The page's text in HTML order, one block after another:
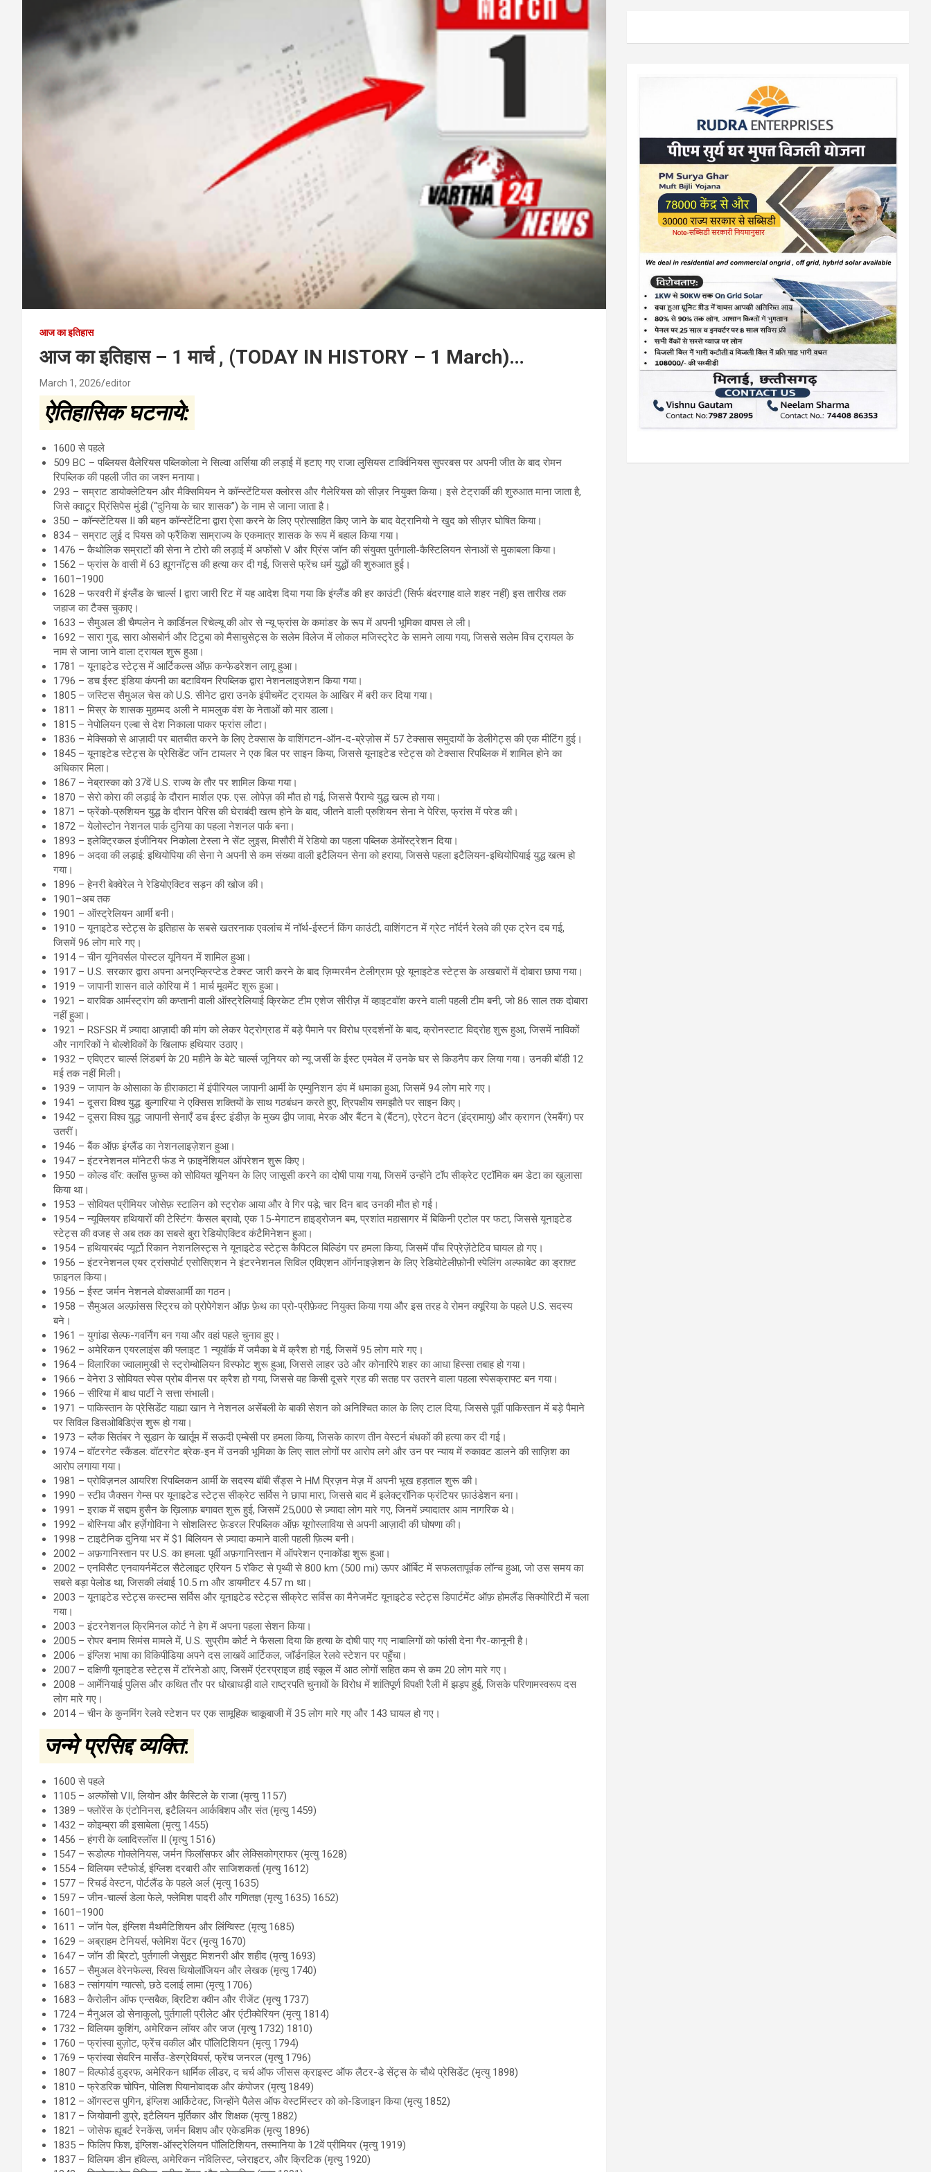
आज का इतिहास
आज का इतिहास – 1 मार्च , (TODAY IN HISTORY – 1 March)…
March 1, 2026 editor
ऐतिहासिक घटनाये:
1600 से पहले
509 BC – पब्लियस वैलेरियस पब्लिकोला ने सिल्वा अर्सिया की लड़ाई में हटाए गए राजा लुसियस टार्क्विनियस सुपरबस पर अपनी जीत के बाद रोमन
रिपब्लिक की पहली जीत का जश्न मनाया।
293 – सम्राट डायोक्लेटियन और मैक्सिमियन ने कॉन्स्टेंटियस क्लोरस और गैलेरियस को सीज़र नियुक्त किया। इसे टेट्रार्की की शुरुआत माना जाता है,
जिसे क्वाटूर प्रिंसिपेस मुंडी (“दुनिया के चार शासक”) के नाम से जाना जाता है।
350 – कॉन्स्टेंटियस II की बहन कॉन्स्टेंटिना द्वारा ऐसा करने के लिए प्रोत्साहित किए जाने के बाद वेट्रानियो ने खुद को सीज़र घोषित किया।
834 – सम्राट लुई द पियस को फ्रैंकिश साम्राज्य के एकमात्र शासक के रूप में बहाल किया गया।
1476 – कैथोलिक सम्राटों की सेना ने टोरो की लड़ाई में अफोंसो V और प्रिंस जॉन की संयुक्त पुर्तगाली-कैस्टिलियन सेनाओं से मुकाबला किया।
1562 – फ्रांस के वासी में 63 ह्यूगनॉट्स की हत्या कर दी गई, जिससे फ्रेंच धर्म युद्धों की शुरुआत हुई।
1601–1900
1628 – फरवरी में इंग्लैंड के चार्ल्स I द्वारा जारी रिट में यह आदेश दिया गया कि इंग्लैंड की हर काउंटी (सिर्फ बंदरगाह वाले शहर नहीं) इस तारीख तक
जहाज का टैक्स चुकाए।
1633 – सैमुअल डी चैम्पलेन ने कार्डिनल रिचेल्यू की ओर से न्यू फ्रांस के कमांडर के रूप में अपनी भूमिका वापस ले ली।
1692 – सारा गुड, सारा ओसबोर्न और टिटुबा को मैसाचुसेट्स के सलेम विलेज में लोकल मजिस्ट्रेट के सामने लाया गया, जिससे सलेम विच ट्रायल के
नाम से जाना जाने वाला ट्रायल शुरू हुआ।
1781 – यूनाइटेड स्टेट्स में आर्टिकल्स ऑफ़ कन्फेडरेशन लागू हुआ।
1796 – डच ईस्ट इंडिया कंपनी का बटावियन रिपब्लिक द्वारा नेशनलाइजेशन किया गया।
1805 – जस्टिस सैमुअल चेस को U.S. सीनेट द्वारा उनके इंपीचमेंट ट्रायल के आखिर में बरी कर दिया गया।
1811 – मिस्र के शासक मुहम्मद अली ने मामलुक वंश के नेताओं को मार डाला।
1815 – नेपोलियन एल्बा से देश निकाला पाकर फ्रांस लौटा।
1836 – मेक्सिको से आज़ादी पर बातचीत करने के लिए टेक्सास के वाशिंगटन-ऑन-द-ब्रेज़ोस में 57 टेक्सास समुदायों के डेलीगेट्स की एक मीटिंग हुई।
1845 – यूनाइटेड स्टेट्स के प्रेसिडेंट जॉन टायलर ने एक बिल पर साइन किया, जिससे यूनाइटेड स्टेट्स को टेक्सास रिपब्लिक में शामिल होने का
अधिकार मिला।
1867 – नेब्रास्का को 37वें U.S. राज्य के तौर पर शामिल किया गया।
1870 – सेरो कोरा की लड़ाई के दौरान मार्शल एफ. एस. लोपेज़ की मौत हो गई, जिससे पैराग्वे युद्ध खत्म हो गया।
1871 – फ्रेंको-प्रुशियन युद्ध के दौरान पेरिस की घेराबंदी खत्म होने के बाद, जीतने वाली प्रुशियन सेना ने पेरिस, फ्रांस में परेड की।
1872 – येलोस्टोन नेशनल पार्क दुनिया का पहला नेशनल पार्क बना।
1893 – इलेक्ट्रिकल इंजीनियर निकोला टेस्ला ने सेंट लुइस, मिसौरी में रेडियो का पहला पब्लिक डेमोंस्ट्रेशन दिया।
1896 – अदवा की लड़ाई: इथियोपिया की सेना ने अपनी से कम संख्या वाली इटैलियन सेना को हराया, जिससे पहला इटैलियन-इथियोपियाई युद्ध खत्म हो
गया।
1896 – हेनरी बेक्वेरेल ने रेडियोएक्टिव सड़न की खोज की।
1901–अब तक
1901 – ऑस्ट्रेलियन आर्मी बनी।
1910 – यूनाइटेड स्टेट्स के इतिहास के सबसे खतरनाक एवलांच में नॉर्थ-ईस्टर्न किंग काउंटी, वाशिंगटन में ग्रेट नॉर्दर्न रेलवे की एक ट्रेन दब गई,
जिसमें 96 लोग मारे गए।
1914 – चीन यूनिवर्सल पोस्टल यूनियन में शामिल हुआ।
1917 – U.S. सरकार द्वारा अपना अनएन्क्रिप्टेड टेक्स्ट जारी करने के बाद ज़िम्मरमैन टेलीग्राम पूरे यूनाइटेड स्टेट्स के अखबारों में दोबारा छापा गया।
1919 – जापानी शासन वाले कोरिया में 1 मार्च मूवमेंट शुरू हुआ।
1921 – वारविक आर्मस्ट्रांग की कप्तानी वाली ऑस्ट्रेलियाई क्रिकेट टीम एशेज सीरीज़ में व्हाइटवॉश करने वाली पहली टीम बनी, जो 86 साल तक दोबारा
नहीं हुआ।
1921 – RSFSR में ज़्यादा आज़ादी की मांग को लेकर पेट्रोग्राड में बड़े पैमाने पर विरोध प्रदर्शनों के बाद, क्रोनस्टाट विद्रोह शुरू हुआ, जिसमें नाविकों
और नागरिकों ने बोल्शेविकों के खिलाफ हथियार उठाए।
1932 – एविएटर चार्ल्स लिंडबर्ग के 20 महीने के बेटे चार्ल्स जूनियर को न्यू जर्सी के ईस्ट एमवेल में उनके घर से किडनैप कर लिया गया। उनकी बॉडी 12
मई तक नहीं मिली।
1939 – जापान के ओसाका के हीराकाटा में इंपीरियल जापानी आर्मी के एम्युनिशन डंप में धमाका हुआ, जिसमें 94 लोग मारे गए।
1941 – दूसरा विश्व युद्ध: बुल्गारिया ने एक्सिस शक्तियों के साथ गठबंधन करते हुए, त्रिपक्षीय समझौते पर साइन किए।
1942 – दूसरा विश्व युद्ध: जापानी सेनाएँ डच ईस्ट इंडीज़ के मुख्य द्वीप जावा, मेरक और बैंटन बे (बैंटन), एरेटन वेटन (इंद्रामायु) और क्रागन (रेमबैंग) पर
उतरीं।
1946 – बैंक ऑफ़ इंग्लैंड का नेशनलाइज़ेशन हुआ।
1947 – इंटरनेशनल मॉनेटरी फंड ने फ़ाइनेंशियल ऑपरेशन शुरू किए।
1950 – कोल्ड वॉर: क्लॉस फ़ुच्स को सोवियत यूनियन के लिए जासूसी करने का दोषी पाया गया, जिसमें उन्होंने टॉप सीक्रेट एटॉमिक बम डेटा का खुलासा
किया था।
1953 – सोवियत प्रीमियर जोसेफ़ स्टालिन को स्ट्रोक आया और वे गिर पड़े; चार दिन बाद उनकी मौत हो गई।
1954 – न्यूक्लियर हथियारों की टेस्टिंग: कैसल ब्रावो, एक 15-मेगाटन हाइड्रोजन बम, प्रशांत महासागर में बिकिनी एटोल पर फटा, जिससे यूनाइटेड
स्टेट्स की वजह से अब तक का सबसे बुरा रेडियोएक्टिव कंटैमिनेशन हुआ।
1954 – हथियारबंद प्यूर्टो रिकान नेशनलिस्ट्स ने यूनाइटेड स्टेट्स कैपिटल बिल्डिंग पर हमला किया, जिसमें पाँच रिप्रेज़ेंटेटिव घायल हो गए।
1956 – इंटरनेशनल एयर ट्रांसपोर्ट एसोसिएशन ने इंटरनेशनल सिविल एविएशन ऑर्गनाइज़ेशन के लिए रेडियोटेलीफ़ोनी स्पेलिंग अल्फाबेट का ड्राफ़्ट
फ़ाइनल किया।
1956 – ईस्ट जर्मन नेशनले वोक्सआर्मी का गठन।
1958 – सैमुअल अल्फ़ांसस स्ट्रिच को प्रोपेगेशन ऑफ़ फ़ेथ का प्रो-प्रीफ़ेक्ट नियुक्त किया गया और इस तरह वे रोमन क्यूरिया के पहले U.S. सदस्य
बने।
1961 – युगांडा सेल्फ-गवर्निंग बन गया और वहां पहले चुनाव हुए।
1962 – अमेरिकन एयरलाइंस की फ्लाइट 1 न्यूयॉर्क में जमैका बे में क्रैश हो गई, जिसमें 95 लोग मारे गए।
1964 – विलारिका ज्वालामुखी से स्ट्रोम्बोलियन विस्फोट शुरू हुआ, जिससे लाहर उठे और कोनारिपे शहर का आधा हिस्सा तबाह हो गया।
1966 – वेनेरा 3 सोवियत स्पेस प्रोब वीनस पर क्रैश हो गया, जिससे वह किसी दूसरे ग्रह की सतह पर उतरने वाला पहला स्पेसक्राफ्ट बन गया।
1966 – सीरिया में बाथ पार्टी ने सत्ता संभाली।
1971 – पाकिस्तान के प्रेसिडेंट याह्या खान ने नेशनल असेंबली के बाकी सेशन को अनिश्चित काल के लिए टाल दिया, जिससे पूर्वी पाकिस्तान में बड़े पैमाने
पर सिविल डिसओबिडिएंस शुरू हो गया।
1973 – ब्लैक सितंबर ने सूडान के खार्तूम में सऊदी एम्बेसी पर हमला किया, जिसके कारण तीन वेस्टर्न बंधकों की हत्या कर दी गई।
1974 – वॉटरगेट स्कैंडल: वॉटरगेट ब्रेक-इन में उनकी भूमिका के लिए सात लोगों पर आरोप लगे और उन पर न्याय में रुकावट डालने की साज़िश का
आरोप लगाया गया।
1981 – प्रोविज़नल आयरिश रिपब्लिकन आर्मी के सदस्य बॉबी सैंड्स ने HM प्रिज़न मेज़ में अपनी भूख हड़ताल शुरू की।
1990 – स्टीव जैक्सन गेम्स पर यूनाइटेड स्टेट्स सीक्रेट सर्विस ने छापा मारा, जिससे बाद में इलेक्ट्रॉनिक फ्रंटियर फ़ाउंडेशन बना।
1991 – इराक में सद्दाम हुसैन के ख़िलाफ़ बगावत शुरू हुई, जिसमें 25,000 से ज़्यादा लोग मारे गए, जिनमें ज़्यादातर आम नागरिक थे।
1992 – बोस्निया और हर्ज़ेगोविना ने सोशलिस्ट फ़ेडरल रिपब्लिक ऑफ़ यूगोस्लाविया से अपनी आज़ादी की घोषणा की।
1998 – टाइटैनिक दुनिया भर में $1 बिलियन से ज़्यादा कमाने वाली पहली फ़िल्म बनी।
2002 – अफ़गानिस्तान पर U.S. का हमला: पूर्वी अफ़गानिस्तान में ऑपरेशन एनाकोंडा शुरू हुआ।
2002 – एनविसैट एनवायर्नमेंटल सैटेलाइट एरियन 5 रॉकेट से पृथ्वी से 800 km (500 mi) ऊपर ऑर्बिट में सफलतापूर्वक लॉन्च हुआ, जो उस समय का
सबसे बड़ा पेलोड था, जिसकी लंबाई 10.5 m और डायमीटर 4.57 m था।
2003 – यूनाइटेड स्टेट्स कस्टम्स सर्विस और यूनाइटेड स्टेट्स सीक्रेट सर्विस का मैनेजमेंट यूनाइटेड स्टेट्स डिपार्टमेंट ऑफ़ होमलैंड सिक्योरिटी में चला
गया।
2003 – इंटरनेशनल क्रिमिनल कोर्ट ने हेग में अपना पहला सेशन किया।
2005 – रोपर बनाम सिमंस मामले में, U.S. सुप्रीम कोर्ट ने फैसला दिया कि हत्या के दोषी पाए गए नाबालिगों को फांसी देना गैर-कानूनी है।
2006 – इंग्लिश भाषा का विकिपीडिया अपने दस लाखवें आर्टिकल, जॉर्डनहिल रेलवे स्टेशन पर पहुँचा।
2007 – दक्षिणी यूनाइटेड स्टेट्स में टॉरनेडो आए, जिसमें एंटरप्राइज हाई स्कूल में आठ लोगों सहित कम से कम 20 लोग मारे गए।
2008 – आर्मेनियाई पुलिस और कथित तौर पर धोखाधड़ी वाले राष्ट्रपति चुनावों के विरोध में शांतिपूर्ण विपक्षी रैली में झड़प हुई, जिसके परिणामस्वरूप दस
लोग मारे गए।
2014 – चीन के कुनमिंग रेलवे स्टेशन पर एक सामूहिक चाकूबाजी में 35 लोग मारे गए और 143 घायल हो गए।
जन्मे प्रसिद्द व्यक्ति:
1600 से पहले
1105 – अल्फोंसो VII, लियोन और कैस्टिले के राजा (मृत्यु 1157)
1389 – फ्लोरेंस के एंटोनिनस, इटैलियन आर्कबिशप और संत (मृत्यु 1459)
1432 – कोइम्ब्रा की इसाबेला (मृत्यु 1455)
1456 – हंगरी के व्लादिस्लॉस II (मृत्यु 1516)
1547 – रूडोल्फ गोक्लेनियस, जर्मन फिलॉसफर और लेक्सिकोग्राफर (मृत्यु 1628)
1554 – विलियम स्टैफोर्ड, इंग्लिश दरबारी और साजिशकर्ता (मृत्यु 1612)
1577 – रिचर्ड वेस्टन, पोर्टलैंड के पहले अर्ल (मृत्यु 1635)
1597 – जीन-चार्ल्स डेला फेले, फ्लेमिश पादरी और गणितज्ञ (मृत्यु 1635) 1652)
1601–1900
1611 – जॉन पेल, इंग्लिश मैथमैटिशियन और लिंग्विस्ट (मृत्यु 1685)
1629 – अब्राहम टेनियर्स, फ्लेमिश पेंटर (मृत्यु 1670)
1647 – जॉन डी ब्रिटो, पुर्तगाली जेसुइट मिशनरी और शहीद (मृत्यु 1693)
1657 – सैमुअल वेरेनफेल्स, स्विस थियोलॉजियन और लेखक (मृत्यु 1740)
1683 – त्सांगयांग ग्यात्सो, छठे दलाई लामा (मृत्यु 1706)
1683 – कैरोलीन ऑफ एन्सबैक, ब्रिटिश क्वीन और रीजेंट (मृत्यु 1737)
1724 – मैनुअल डो सेनाकुलो, पुर्तगाली प्रीलेट और एंटीक्वेरियन (मृत्यु 1814)
1732 – विलियम कुशिंग, अमेरिकन लॉयर और जज (मृत्यु 1732) 1810)
1760 – फ्रांस्वा बुज़ोट, फ्रेंच वकील और पॉलिटिशियन (मृत्यु 1794)
1769 – फ्रांस्वा सेवरिन मार्सेउ-डेस्ग्रेवियर्स, फ्रेंच जनरल (मृत्यु 1796)
1807 – विल्फोर्ड वुड्रफ, अमेरिकन धार्मिक लीडर, द चर्च ऑफ जीसस क्राइस्ट ऑफ लैटर-डे सेंट्स के चौथे प्रेसिडेंट (मृत्यु 1898)
1810 – फ्रेडरिक चोपिन, पोलिश पियानोवादक और कंपोजर (मृत्यु 1849)
1812 – ऑगस्टस पुगिन, इंग्लिश आर्किटेक्ट, जिन्होंने पैलेस ऑफ वेस्टमिंस्टर को को-डिजाइन किया (मृत्यु 1852)
1817 – जियोवानी डुप्रे, इटैलियन मूर्तिकार और शिक्षक (मृत्यु 1882)
1821 – जोसेफ ह्यूबर्ट रेनकेंस, जर्मन बिशप और एकेडमिक (मृत्यु 1896)
1835 – फिलिप फिश, इंग्लिश-ऑस्ट्रेलियन पॉलिटिशियन, तस्मानिया के 12वें प्रीमियर (मृत्यु 1919)
1837 – विलियम डीन हॉवेल्स, अमेरिकन नॉवेलिस्ट, प्लेराइटर, और क्रिटिक (मृत्यु 1920)